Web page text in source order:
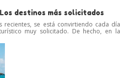
destinos más solicitados
recientes, se está convirtiendo cada día
muy solicitado. De hecho, en la